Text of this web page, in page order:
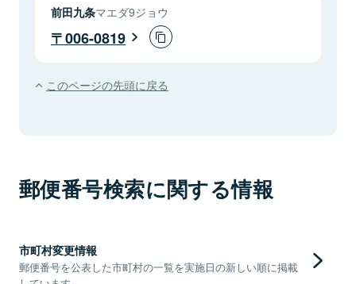
前田九条マエダ9ジョウ
006-0819
このページの先頭に戻る
郵便番号検索に関する情報
市町村変更情報
郵便番号を公表した市町村の一覧を実施日の新しい順に掲載